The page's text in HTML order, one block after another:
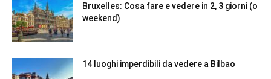
Bruxelles: Cosa fare e vedere in 2, 3 giorni (o
weekend)
14 luoghi imperdibili da vedere a Bilbao